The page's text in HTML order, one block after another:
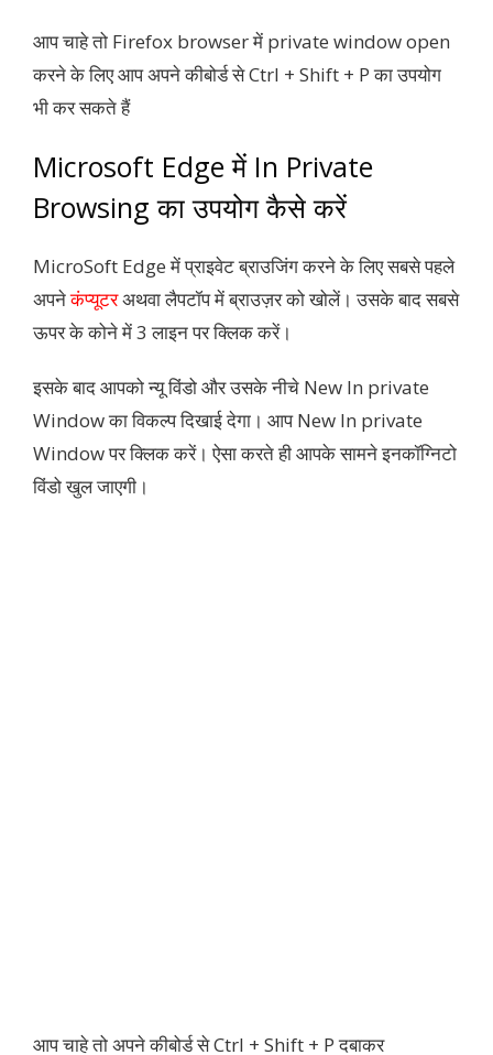
आप चाहे तो Firefox browser में private window open
करने के लिए आप अपने कीबोर्ड से Ctrl + Shift + P का उपयोग
भी कर सकते हैं
Microsoft Edge में In Private
Browsing का उपयोग कैसे करें
MicroSoft Edge में प्राइवेट ब्राउजिंग करने के लिए सबसे पहले
अपनेकंप्यूटरअथवा लैपटॉप में ब्राउज़र को खोलें। उसके बाद सबसे
ऊपर के कोने में 3 लाइन पर क्लिक करें।
इसके बाद आपको न्यू विंडो और उसके नीचे New In private
Window का विकल्प दिखाई देगा। आप New In private
Window पर क्लिक करें। ऐसा करते ही आपके सामने इनकॉग्निटो
विंडो खुल जाएगी।
आप चाहे तो अपने कीबोर्ड से Ctrl + Shift + P दबाकर